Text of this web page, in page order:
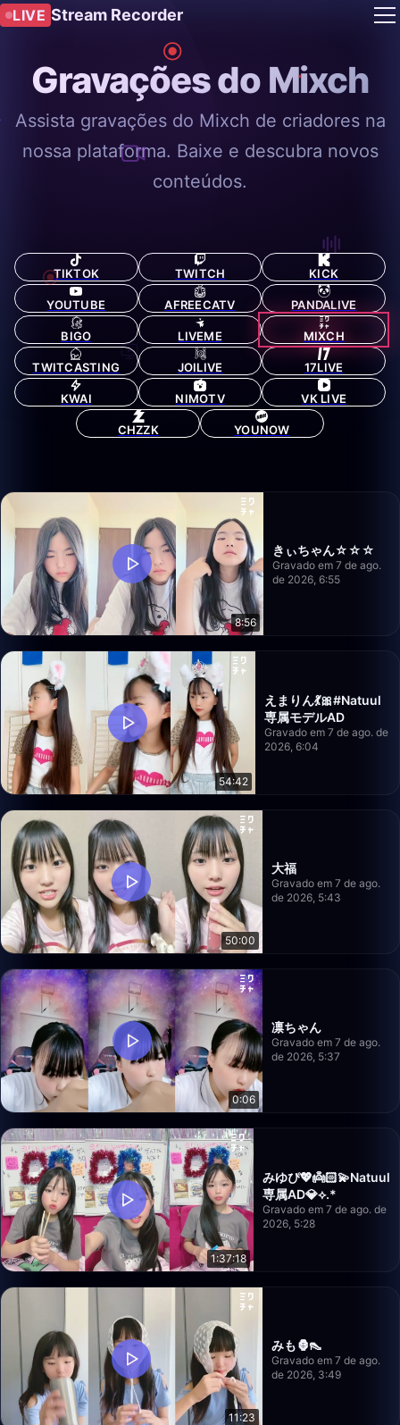
LIVE Stream Recorder
Gravações do Mixch
Assista gravações do Mixch de criadores na
nossa plataforma. Baixe e descubra novos
conteúdos.
TIKTOK TWITCH KICK
YOUTUBE AFREECATV PANDALIVE
BIGO LIVEME MIXCH
TWITCASTING JOILIVE 17LIVE
KWAI NIMOTV VK LIVE
CHZZK YOUNOW
8:56
きぃちゃん☆☆☆
Gravado em 7 de ago.
de 2026, 6:55
54:42
えまりん💃🎀#Natuul
専属モデルAD
Gravado em 7 de ago. de
2026, 6:04
50:00
大福
Gravado em 7 de ago.
de 2026, 5:43
0:06
凛ちゃん
Gravado em 7 de ago.
de 2026, 5:37
1:37:18
みゆぴ💖👼🏻💫Natuul
専属AD💎⟡.*
Gravado em 7 de ago. de
2026, 5:28
11:23
みも🦍👠
Gravado em 7 de ago.
de 2026, 3:49